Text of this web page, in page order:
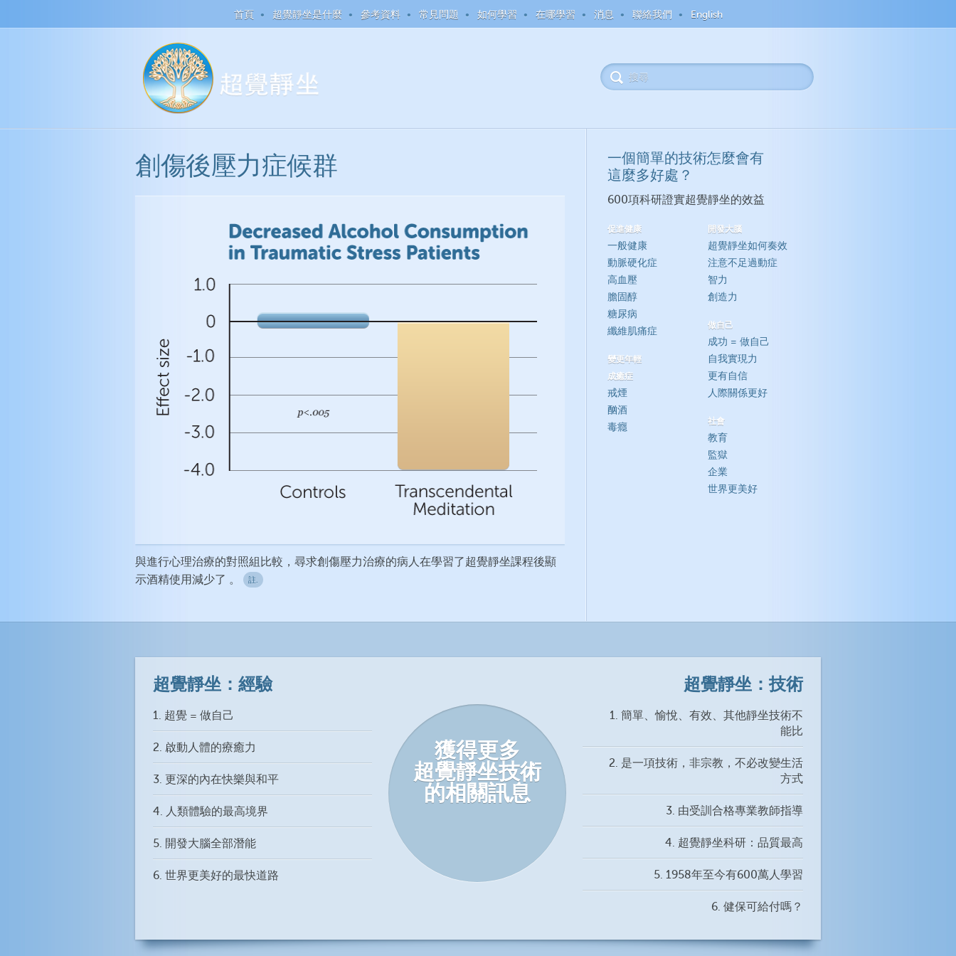
首頁 超覺靜坐是什麼 參考資料 常見問題 如何學習 在哪學習 消息 聯絡我們 English
創傷後壓力症候群
與進行心理治療的對照組比較，尋求創傷壓力治療的病人在學習了超覺靜坐課程後顯
示酒精使用減少了 。
註.
一個簡單的技術怎麼會有
這麼多好處？
600項科研證實超覺靜坐的效益
促進健康
一般健康
動脈硬化症
高血壓
膽固醇
糖尿病
纖維肌痛症
變更年輕
成癒症
戒煙
酗酒
毒癮
開發大腦
超覺靜坐如何奏效
注意不足過動症
智力
創造力
做自己
成功 = 做自己
自我實現力
更有自信
人際關係更好
社會
教育
監獄
企業
世界更美好
超覺靜坐：經驗
1. 超覺 = 做自己
2. 啟動人體的療癒力
3. 更深的內在快樂與和平
4. 人類體驗的最高境界
5. 開發大腦全部潛能
6. 世界更美好的最快道路
獲得更多
超覺靜坐技術
的相關訊息
超覺靜坐：技術
1. 簡單、愉悅、有效、其他靜坐技術不
能比
2. 是一項技術，非宗教，不必改變生活
方式
3. 由受訓合格專業教師指導
4. 超覺靜坐科研：品質最高
5. 1958年至今有600萬人學習
6. 健保可給付嗎？